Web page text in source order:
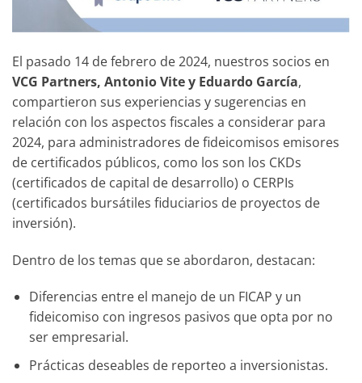
El pasado 14 de febrero de 2024, nuestros socios en
VCG Partners, Antonio Vite y Eduardo García,
compartieron sus experiencias y sugerencias en
relación con los aspectos fiscales a considerar para
2024, para administradores de fideicomisos emisores
de certificados públicos, como los son los CKDs
(certificados de capital de desarrollo) o CERPIs
(certificados bursátiles fiduciarios de proyectos de
inversión).
Dentro de los temas que se abordaron, destacan:
Diferencias entre el manejo de un FICAP y un
fideicomiso con ingresos pasivos que opta por no
ser empresarial.
Prácticas deseables de reporteo a inversionistas.